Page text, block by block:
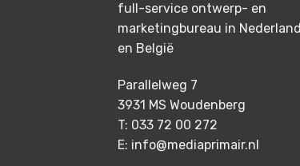
full-service ontwerp- en
marketingbureau in Nederland
en België
Parallelweg 7
3931 MS Woudenberg
T: 033 72 00 272
E: info@mediaprimair.nl